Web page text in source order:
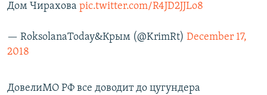
Дом Чирахова pic.twitter.com/R4JD2JJLo8
— RoksolanaToday&Крым (@KrimRt) December 17,
2018
ДовелиМО РФ все доводит до цугундера